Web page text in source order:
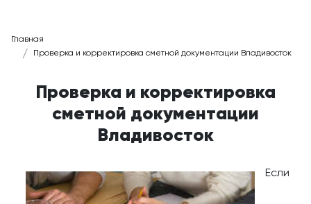
Главная
Проверка и корректировка сметной документации Владивосток
Проверка и корректировка
сметной документации
Владивосток
Если